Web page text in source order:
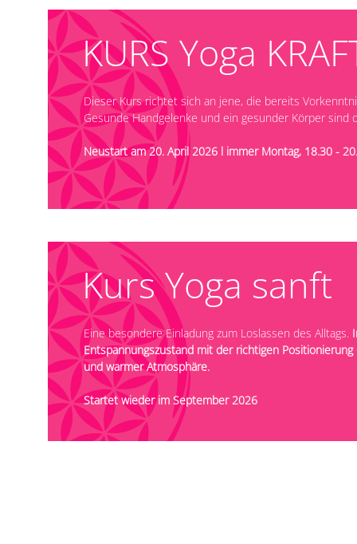
KURS Yoga
Dieser Kurs richtet sich an jene, die bereits
Gesunde Handgelenke und ein gesunder Körper sind
Neustart am 20. April 2026 l immer Montag, 18.30 -
KursYoga sanft
Eine besondere Einladung zum Loslassen des Alltags.
Entspannungszustand mit der richtigen
und warmer Atmosphäre.
Startet wieder im September 2026